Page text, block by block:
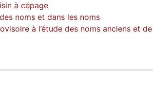
à cépage
noms et dans les noms
à l’étude des noms anciens et